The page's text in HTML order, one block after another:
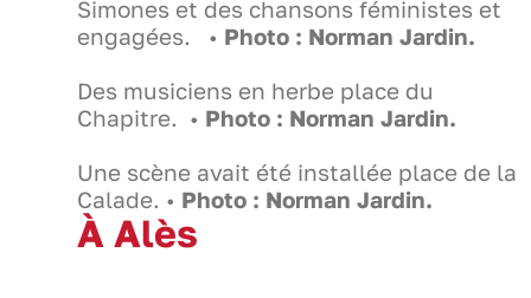
Simones et des chansons féministes et
engagées. • Photo : Norman Jardin.
Des musiciens en herbe place du
Chapitre. • Photo : Norman Jardin.
Une scène avait été installée place de la
Calade. • Photo : Norman Jardin.
À Alès